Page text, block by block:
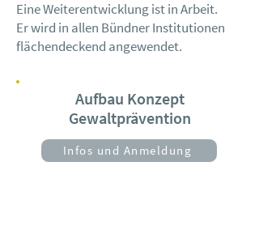
Eine Weiterentwicklung ist in Arbeit.
Er wird in allen Bündner Institutionen
flächendeckend angewendet.
Aufbau Konzept
Gewaltprävention
Infos und Anmeldung